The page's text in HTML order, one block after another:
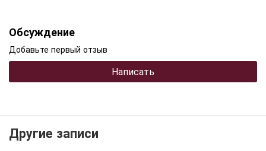
Обсуждение
Добавьте первый отзыв
Написать
Другие записи